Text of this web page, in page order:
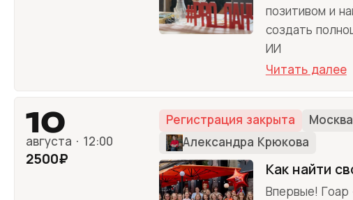
позитивом и
создать
ИИ
Читать далее
10
августа · 12:00
2500₽
Регистрация закрыта Москва
Александра Крюкова
Как найти
Впервые! Гоар